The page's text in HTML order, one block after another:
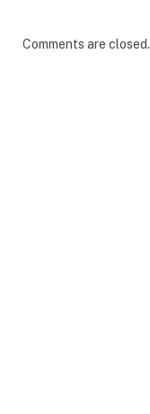
Comments are closed.